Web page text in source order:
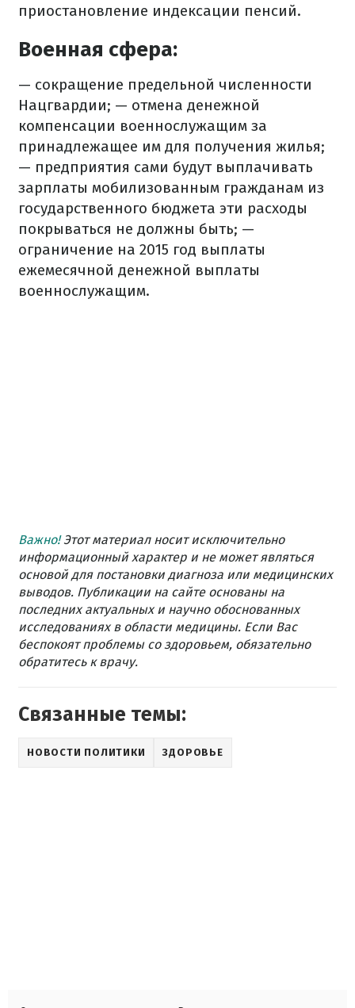
приостановление индексации пенсий.
Военная сфера:
— сокращение предельной численности
Нацгвардии; — отмена денежной
компенсации военнослужащим за
принадлежащее им для получения жилья;
— предприятия сами будут выплачивать
зарплаты мобилизованным гражданам из
государственного бюджета эти расходы
покрываться не должны быть; —
ограничение на 2015 год выплаты
ежемесячной денежной выплаты
военнослужащим.
Важно!Этот материал носит исключительно
информационный характер и не может являться
основой для постановки диагноза или медицинских
выводов. Публикации на сайте основаны на
последних актуальных и научно обоснованных
исследованиях в области медицины. Если Вас
беспокоят проблемы со здоровьем, обязательно
обратитесь к врачу.
Связанные темы:
НОВОСТИ ПОЛИТИКИ ЗДОРОВЬЕ